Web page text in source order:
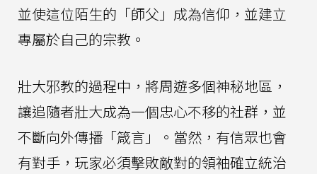
並使這位陌生的「師父」成為信仰，並建立
專屬於自己的宗教。
壯大邪教的過程中，將周遊多個神秘地區，
讓追隨者壯大成為一個忠心不移的社群，並
不斷向外傳播「箴言」。當然，有信眾也會
有對手，玩家必須擊敗敵對的領袖確立統治